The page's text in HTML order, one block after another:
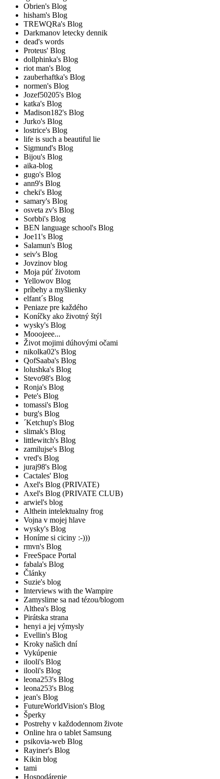
Obrien's Blog
hisham's Blog
TREWQRa's Blog
Darkmanov letecky dennik
dead's words
Proteus' Blog
dollphinka's Blog
riot man's Blog
zauberhaftka's Blog
normen's Blog
Jozef50205's Blog
katka's Blog
Madison182's Blog
Jurko's Blog
lostrice's Blog
life is such a beautiful lie
Sigmund's Blog
Bijou's Blog
aika-blog
gugo's Blog
ann9's Blog
cheki's Blog
samary's Blog
osveta zv's Blog
Sorbbi's Blog
BEN language school's Blog
Joe11's Blog
Salamun's Blog
seiv's Blog
Jovzinov blog
Moja púť životom
Yellowov Blog
príbehy a myšlienky
elfant´s Blog
Peniaze pre každého
Koníčky ako životný štýl
wysky's Blog
Mooojeee...
Život mojimi dúhovými očami
nikolka02's Blog
QofSaaba's Blog
lolushka's Blog
Stevo98's Blog
Ronja's Blog
Pete's Blog
tomassi's Blog
burg's Blog
´Ketchup's Blog
slimak's Blog
littlewitch's Blog
zamilujse's Blog
vred's Blog
juraj98's Blog
Cactales' Blog
Axel's Blog (PRIVATE)
Axel's Blog (PRIVATE CLUB)
arwiel's blog
Althein intelektualny frog
Vojna v mojej hlave
wysky's Blog
Honíme si ciciny :-)))
rmvn's Blog
FreeSpace Portal
fabala's Blog
Články
Suzie's blog
Interviews with the Wampire
Zamyslime sa nad tézou/blogom
Althea's Blog
Pirátska strana
henyi a jej výmysly
Evellin's Blog
Kroky našich dní
Vykúpenie
ilooli's Blog
ilooli's Blog
leona253's Blog
leona253's Blog
jean's Blog
FutureWorldVision's Blog
Šperky
Postrehy v každodennom živote
Online hra o tablet Samsung
psikovia-web Blog
Rayiner's Blog
Kikin blog
tami
Hospodárenie